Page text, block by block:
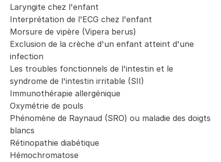
Laryngite chez l'enfant
Interprétation de l'ECG chez l'enfant
Morsure de vipère (Vipera berus)
Exclusion de la crèche d'un enfant atteint d'une
infection
Les troubles fonctionnels de l'intestin et le
syndrome de l'intestin irritable (SII)
Immunothérapie allergénique
Oxymétrie de pouls
Phénomène de Raynaud (SRO) ou maladie des doigts
blancs
Rétinopathie diabétique
Hémochromatose